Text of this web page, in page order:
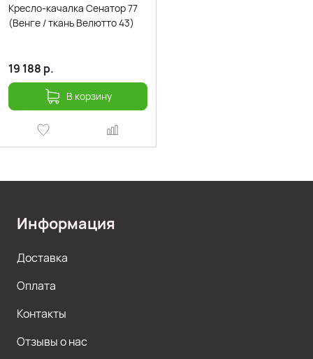
Кресло-качалка Сенатор 77
(Венге / ткань Велютто 43)
19 188 р.
В корзину
Информация
Доставка
Оплата
Контакты
Отзывы о нас